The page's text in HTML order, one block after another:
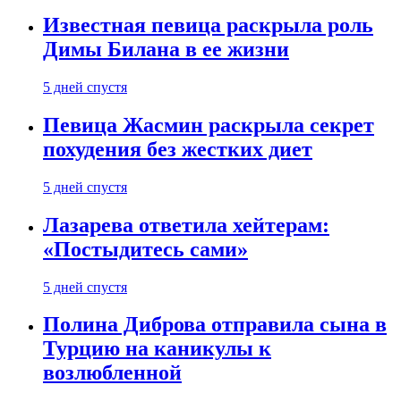
Известная певица раскрыла роль
Димы Билана в ее жизни
5 дней спустя
Певица Жасмин раскрыла секрет
похудения без жестких диет
5 дней спустя
Лазарева ответила хейтерам:
«Постыдитесь сами»
5 дней спустя
Полина Диброва отправила сына в
Турцию на каникулы к
возлюбленной